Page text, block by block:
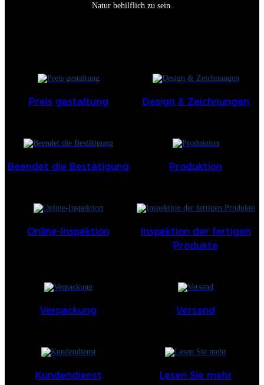
Natur behilflich zu sein.
Preis gestaltung Design & Zeichnungen
Beendet die Bestätigung Produktion
Online-Inspektion
Inspektion der fertigen
Produkte
Verpackung Versand
Kundendienst Lesen Sie mehr